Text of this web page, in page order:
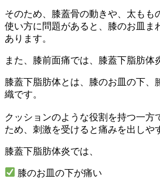
そのため、膝蓋骨の動きや、太もも
使い方に問題があると、膝のお皿ま
あります。
また、膝前面痛では、膝蓋下脂肪体
膝蓋下脂肪体とは、膝のお皿の下、
織です。
クッションのような役割を持つ一方
ため、刺激を受けると痛みを出しや
膝蓋下脂肪体炎では、
膝のお皿の下が痛い